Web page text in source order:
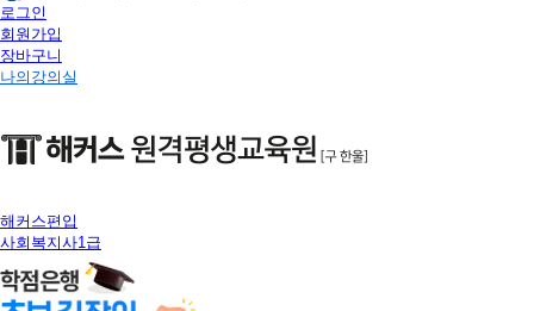
로그인
회원가입
장바구니
나의강의실
해커스편입
사회복지사1급